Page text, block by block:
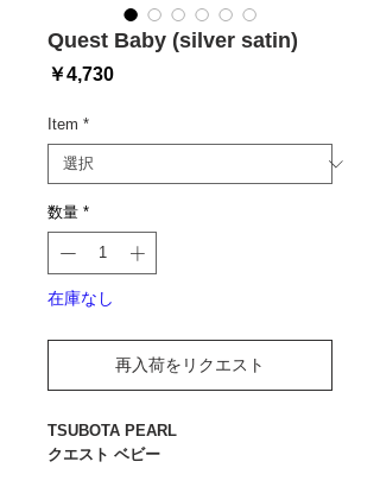
Quest Baby (silver satin)
￥4,730価
Item *
数量 *
在庫なし
再入荷をリクエスト
TSUBOTA PEARL
クエスト ベビー